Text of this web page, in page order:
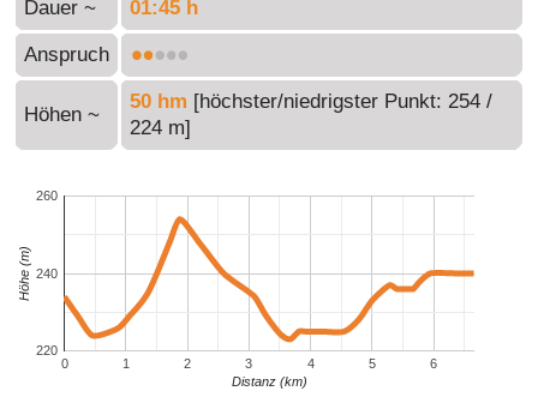
Dauer ~ 01:45 h
Anspruch
Höhen ~
50 hm [höchster/niedrigster Punkt: 254 /
224 m]
0 1 2 3 4 5 6
220
240
260
Distanz (km)
Höhe (m)